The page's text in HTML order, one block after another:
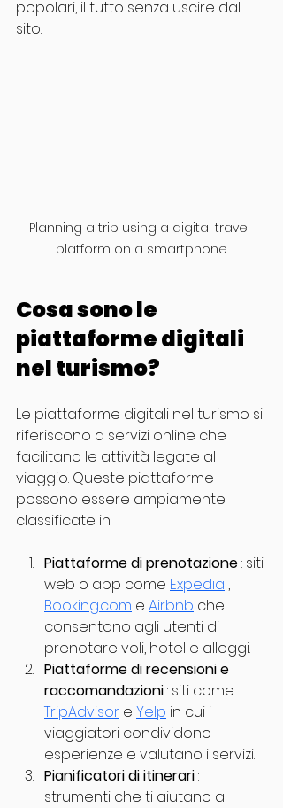
popolari, il tutto senza uscire dal
sito.
Planning a trip using a digital travel
platform on a smartphone
Cosa sono le
piattaforme digitali
nel turismo?
Le piattaforme digitali nel turismo si
riferiscono a servizi online che
facilitano le attività legate al
viaggio. Queste piattaforme
possono essere ampiamente
classificate in:
Piattaforme di prenotazione : siti
web o app come Expedia ,
Booking.com e Airbnb che
consentono agli utenti di
prenotare voli, hotel e alloggi.
Piattaforme di recensioni e
raccomandazioni : siti come
TripAdvisor e Yelp in cui i
viaggiatori condividono
esperienze e valutano i servizi.
Pianificatori di itinerari :
strumenti che ti aiutano a